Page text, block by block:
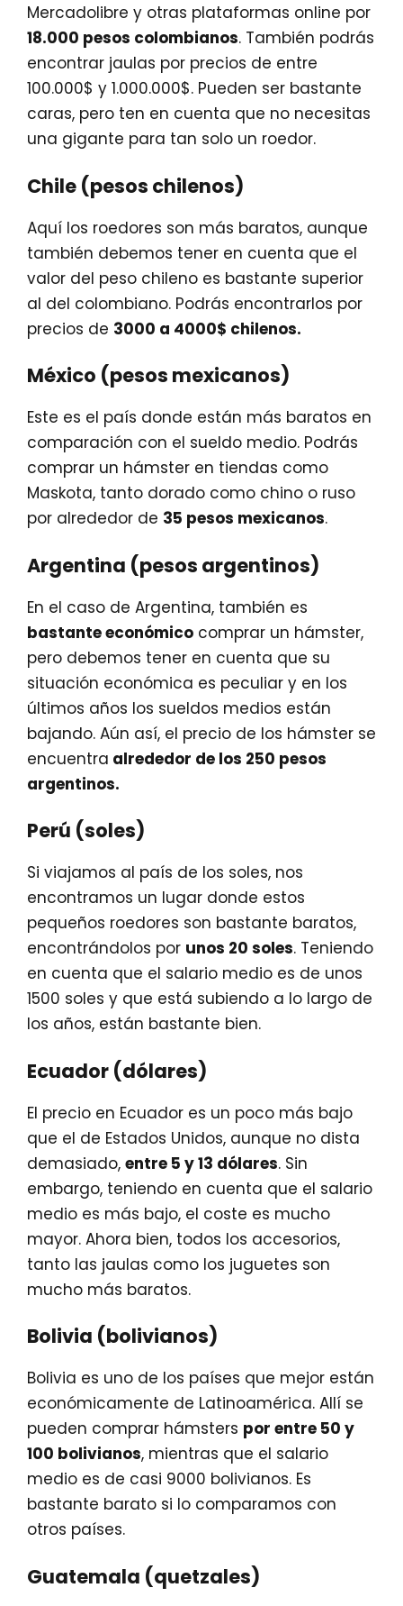
Mercadolibre y otras plataformas online por
18.000 pesos colombianos. También podrás
encontrar jaulas por precios de entre
100.000$ y 1.000.000$. Pueden ser bastante
caras, pero ten en cuenta que no necesitas
una gigante para tan solo un roedor.
Chile (pesos chilenos)
Aquí los roedores son más baratos, aunque
también debemos tener en cuenta que el
valor del peso chileno es bastante superior
al del colombiano. Podrás encontrarlos por
precios de 3000 a 4000$ chilenos.
México (pesos mexicanos)
Este es el país donde están más baratos en
comparación con el sueldo medio. Podrás
comprar un hámster en tiendas como
Maskota, tanto dorado como chino o ruso
por alrededor de 35 pesos mexicanos.
Argentina (pesos argentinos)
En el caso de Argentina, también es
bastante económico comprar un hámster,
pero debemos tener en cuenta que su
situación económica es peculiar y en los
últimos años los sueldos medios están
bajando. Aún así, el precio de los hámster se
encuentra alrededor de los 250 pesos
argentinos.
Perú (soles)
Si viajamos al país de los soles, nos
encontramos un lugar donde estos
pequeños roedores son bastante baratos,
encontrándolos por unos 20 soles. Teniendo
en cuenta que el salario medio es de unos
1500 soles y que está subiendo a lo largo de
los años, están bastante bien.
Ecuador (dólares)
El precio en Ecuador es un poco más bajo
que el de Estados Unidos, aunque no dista
demasiado, entre 5 y 13 dólares. Sin
embargo, teniendo en cuenta que el salario
medio es más bajo, el coste es mucho
mayor. Ahora bien, todos los accesorios,
tanto las jaulas como los juguetes son
mucho más baratos.
Bolivia (bolivianos)
Bolivia es uno de los países que mejor están
económicamente de Latinoamérica. Allí se
pueden comprar hámsters por entre 50 y
100 bolivianos, mientras que el salario
medio es de casi 9000 bolivianos. Es
bastante barato si lo comparamos con
otros países.
Guatemala (quetzales)